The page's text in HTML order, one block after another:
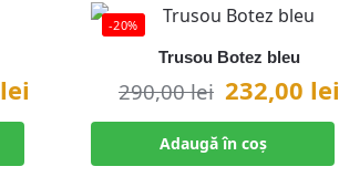
lei
-20%
Trusou Botez bleu
290,00lei 232,00 lei
Adaugă în coș